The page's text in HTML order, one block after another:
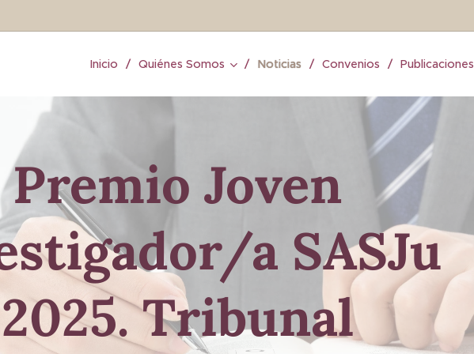
Inicio Quiénes Somos Noticias Convenios Publicaciones
Premio Joven
a SASJu
2025.Tribunal